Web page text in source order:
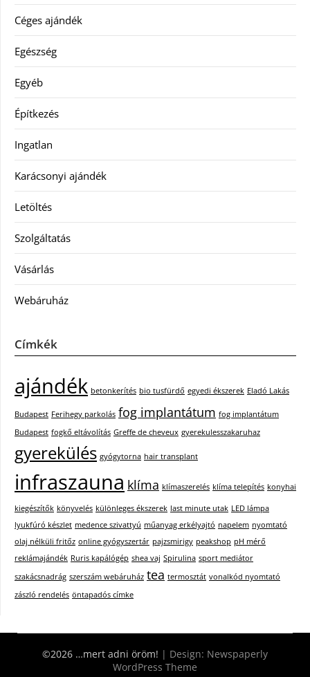
Céges ajándék
Egészség
Egyéb
Építkezés
Ingatlan
Karácsonyi ajándék
Letöltés
Szolgáltatás
Vásárlás
Webáruház
Címkék
ajándék betonkerítés bio tusfürdő egyedi ékszerek Eladó Lakás
Budapest Ferihegy parkolás fog implantátum fog implantátum
Budapest fogkő eltávolítás Greffe de cheveux gyerekulesszakaruhaz
gyerekülés gyógytorna hair transplant
infraszauna klíma klímaszerelés klíma telepítés konyhai
kiegészítők könyvelés különleges ékszerek last minute utak LED lámpa
lyukfúró készlet medence szivattyú műanyag erkélyajtó napelem nyomtató
olaj nélküli fritőz online gyógyszertár pajzsmirigy peakshop pH mérő
reklámajándék Ruris kapálógép shea vaj Spirulina sport mediátor
szakácsnadrág szerszám webáruház tea termosztát vonalkód nyomtató
zászló rendelés öntapadós címke
©2026 …mert adni öröm! | Design: Newspaperly
WordPress Theme